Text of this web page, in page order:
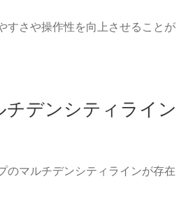
すさや操作性を向上させることが
チデンシティライン
のマルチデンシティラインが存在